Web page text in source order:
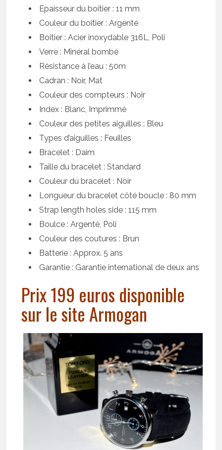
Epaisseur du boitier : 11 mm
Couleur du boitier : Argenté
Boitier : Acier inoxydable 316L, Poli
Verre : Minéral bombé
Résistance à l’eau : 50m
Cadran : Noir, Mat
Couleur des compteurs : Noir
Index : Blanc, Imprimmé
Couleur des petites aiguilles : Bleu
Types d’aiguilles : Feuilles
Bracelet : Daim
Taille du bracelet : Standard
Couleur du bracelet : Noir
Longueur du bracelet côté boucle : 80 mm
Strap length holes side : 115 mm
Boulce : Argenté, Poli
Couleur des coutures : Brun
Batterie : Approx. 5 ans
Garantie : Garantie international de deux ans
Prix 199 euros disponible
sur le site Armogan